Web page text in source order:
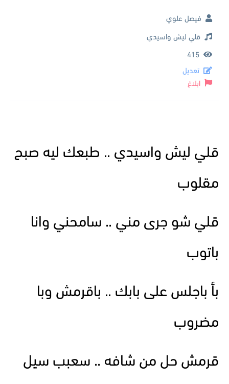
قلي ليش واسيدي .. طبعك ليه صبح
مقلوب
قلي شو جرى مني .. سامحني وانا
باتوب
بأ باجلس على بابك .. باقرمش وبا
مضروب
قرمش حل من شافه .. سعبب سيل
فيصل علوي
قلي ليش واسيدي
415
تعديل
ابلاغ